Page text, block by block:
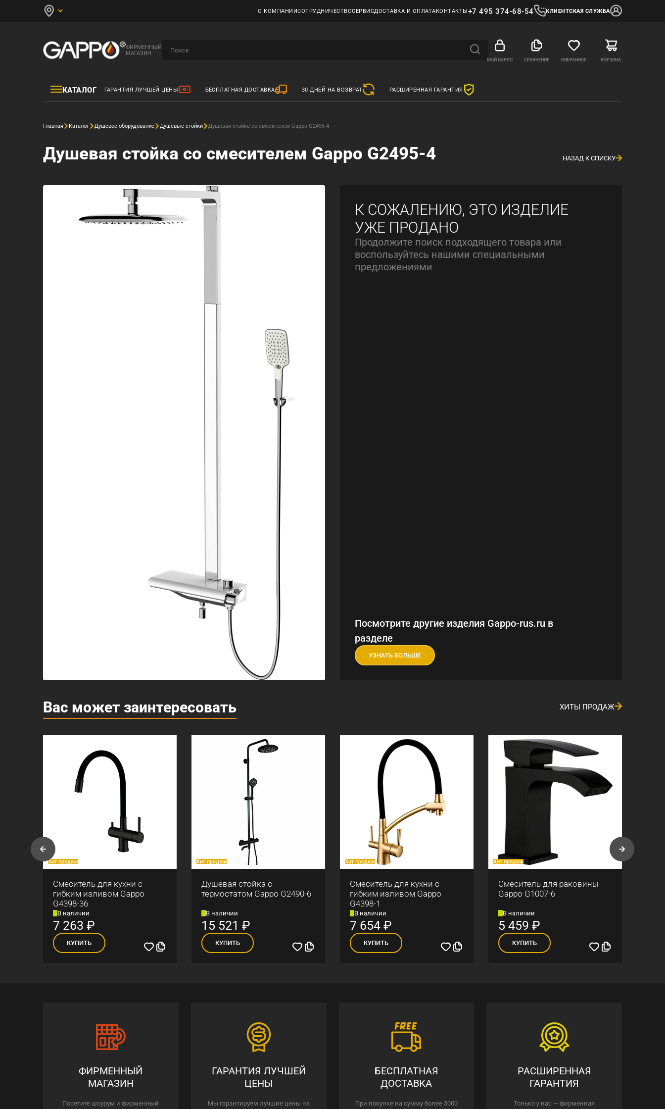
О КОМПАНИИСОТРУДНИЧЕСТВОСЕРВИСДОСТАВКА И ОПЛАТАКОНТАКТЫ+7 495 374-68-54 КЛИЕНТСКАЯ СЛУЖБА
ФИРМЕННЫЙ
МАГАЗИН
МОЙ GAPPO СРАВНЕНИЕ ИЗБРАННОЕ КОРЗИНА
КАТАЛОГ ГАРАНТИЯ ЛУЧШЕЙ ЦЕНЫ БЕСПЛАТНАЯ ДОСТАВКА 30 ДНЕЙ НА ВОЗВРАТ РАСШИРЕННАЯ ГАРАНТИЯ
Главная Каталог Душевое оборудование Душевые стойки Душевая стойка со смесителем Gappo G2495-4
Душевая стойка со смесителем Gappo G2495-4 НАЗАД К СПИСКУ
К СОЖАЛЕНИЮ, ЭТО ИЗДЕЛИЕ
УЖЕ ПРОДАНО
Продолжите поиск подходящего товара или
воспользуйтесь нашими специальными
предложениями
Посмотрите другие изделия Gappo-rus.ru в
разделе
УЗНАТЬ БОЛЬШЕ
Вас может заинтересовать ХИТЫ ПРОДАЖ
Хит продаж
Смеситель для кухни с
гибким изливом Gappo
G4398-36
В наличии
7 263 ₽
КУПИТЬ
Хит продаж
Душевая стойка с
термостатом Gappo G2490-6
В наличии
15 521 ₽
КУПИТЬ
Хит продаж
Смеситель для кухни с
гибким изливом Gappo
G4398-1
В наличии
7 654₽
КУПИТЬ
Хит продаж
Смеситель для раковины
Gappo G1007-6
В наличии
5 459 ₽
КУПИТЬ
ФИРМЕННЫЙ
МАГАЗИН
Посетите шоурум и фирменный
ГАРАНТИЯ ЛУЧШЕЙ
ЦЕНЫ
Мы гарантируем лучшие цены на
БЕСПЛАТНАЯ
ДОСТАВКА
При покупке на сумму более 5000
РАСШИРЕННАЯ
ГАРАНТИЯ
Только у нас — фирменная